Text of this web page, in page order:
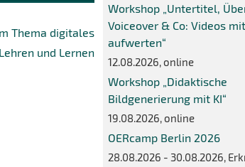
Thema digitales
Lehren und Lernen
Workshop „Untertitel,
Voiceover & Co: Videos
aufwerten“
12.08.2026, online
Workshop „Didaktische
Bildgenerierung mit KI“
19.08.2026, online
OERcamp Berlin 2026
28.08.2026 - 30.08.2026,